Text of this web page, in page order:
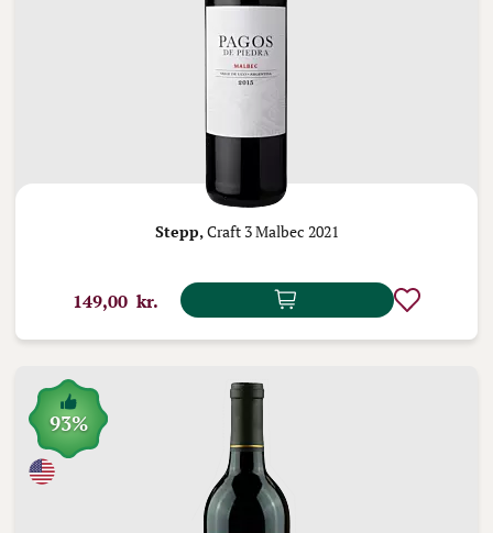
Stepp, Craft 3 Malbec 2021
149,00 kr.
93%